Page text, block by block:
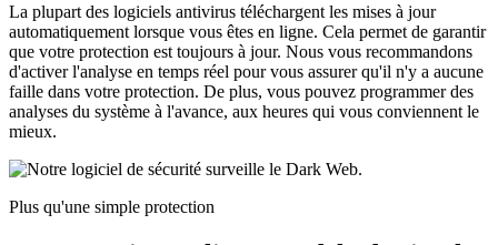
La plupart des logiciels antivirus téléchargent les mises à jour
automatiquement lorsque vous êtes en ligne. Cela permet de garantir
que votre protection est toujours à jour. Nous vous recommandons
d'activer l'analyse en temps réel pour vous assurer qu'il n'y a aucune
faille dans votre protection. De plus, vous pouvez programmer des
analyses du système à l'avance, aux heures qui vous conviennent le
mieux.
Plus qu'une simple protection